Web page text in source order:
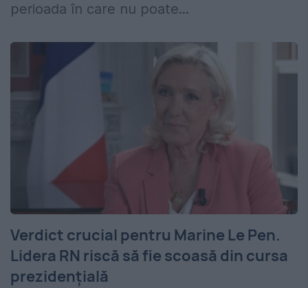
perioada în care nu poate...
Verdict crucial pentru Marine Le Pen.
Lidera RN riscă să fie scoasă din cursa
prezidențială